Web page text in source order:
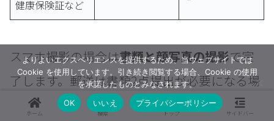
健康保険証など
スマホ撮影の場合は書類と顔写真の撮影で完
了します。郵送は書類2点提出が必要になる場
合があります。
ホーム 検索 トップ サイドバー
よりよいエクスペリエンスを提供するため、当ウェブサイトでは
Cookie を使用しています。引き続き閲覧する場合、Cookie の使用
を承諾したものとみなされます。
OK
いいえ プライバシーポリシー